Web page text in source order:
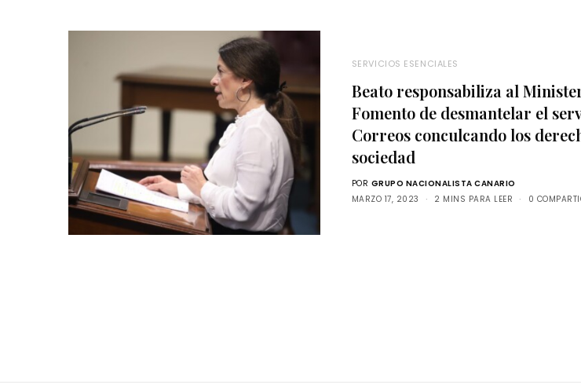
SERVICIOS ESENCIALES
Beato responsabiliza al
Fomento de desmantelar el
Correos conculcando los
sociedad
POR GRUPO NACIONALISTA CANARIO
MARZO 17, 2023
2 MINS PARA LEER 0